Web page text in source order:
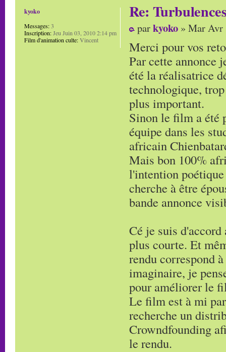
Re:
parkyoko » Mar Avr
Merci pour vos
Par cette annonce
été la réalisatrice
technologique,
plus important.
Sinon le film a été
équipe dans les
africain
Mais bon 100%
l'intention poétique
cherche à être
bande annonce
Cé je suis
plus courte. Et
rendu correspond
imaginaire, je
pour améliorer le
Le film est à mi
recherche un
Crowndfounding
le rendu.
kyoko
Messages:3
Inscription:Jeu Juin 03, 2010 2:14 pm
Film d'animation culte:Vincent